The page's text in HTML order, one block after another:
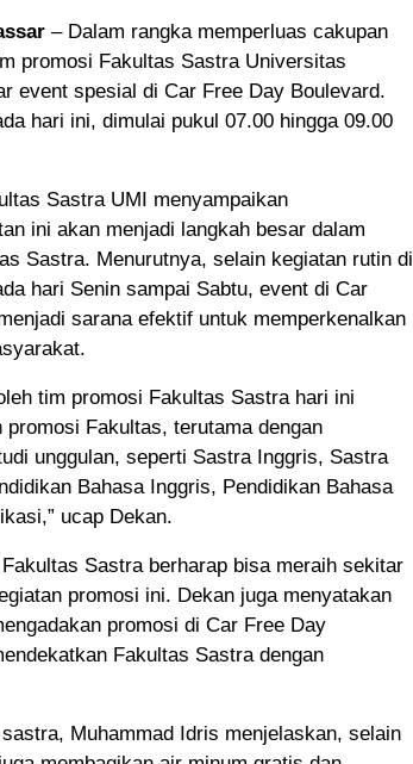
– Dalam rangka memperluas cakupan
promosi Fakultas Sastra Universitas
event spesial di Car Free Day Boulevard.
hari ini, dimulai pukul 07.00 hingga 09.00
Sastra UMI menyampaikan
ini akan menjadi langkah besar dalam
Sastra. Menurutnya, selain kegiatan rutin di
hari Senin sampai Sabtu, event di Car
sarana efektif untuk memperkenalkan
tim promosi Fakultas Sastra hari ini
Fakultas, terutama dengan
unggulan, seperti Sastra Inggris, Sastra
Bahasa Inggris, Pendidikan Bahasa
ucap Dekan.
Sastra berharap bisa meraih sekitar
promosi ini. Dekan juga menyatakan
promosi di Car Free Day
Fakultas Sastra dengan
Muhammad Idris menjelaskan, selain